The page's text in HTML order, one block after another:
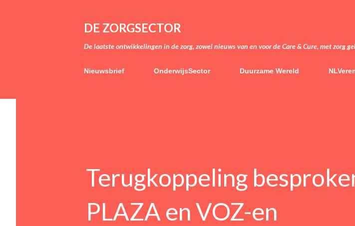
DE ZORGSECTOR
De laatste ontwikkelingen in de zorg, zowel nieuws van en voor de Care & Cure, met zorg
Nieuwsbrief OnderwijsSector Duurzame Wereld
Terugkoppeling
PLAZA en VOZ-en